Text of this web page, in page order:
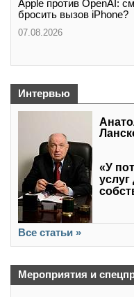
Apple против OpenAI:
бросить вызов iPhone?
07.08.2026
Интервью
«У
Все статьи »
Мероприятия и